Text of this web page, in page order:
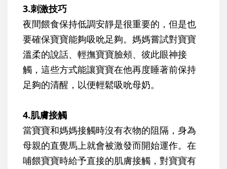
3.刺激技巧
夜間餵食保持低調安靜是很重要的，但是也
要確保寶寶能夠吸吮足夠。媽媽嘗試對寶寶
溫柔的說話、輕撫寶寶臉頰、彼此眼神接
觸，這些方式能讓寶寶在他再度睡著前保持
足夠的清醒，以便輕鬆吸吮母奶。
4.肌膚接觸
當寶寶和媽媽接觸時沒有衣物的阻隔，身為
母親的直覺馬上就會被激發而開始運作。在
哺餵寶寶時給予直接的肌膚接觸，對寶寶有